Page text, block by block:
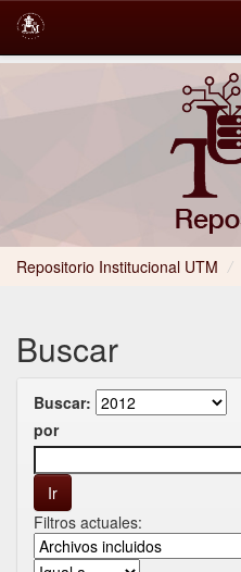
Repositorio Institucional UTM /
Buscar
Buscar:
por
Filtros actuales: